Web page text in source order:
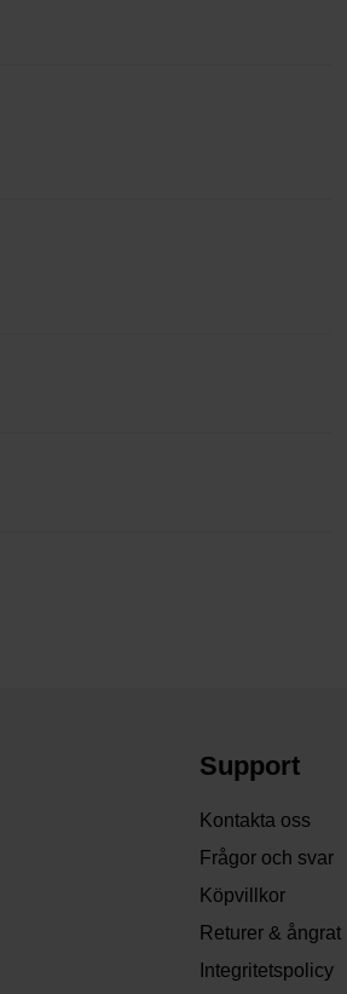
Support
Kontakta oss
Frågor och svar
Köpvillkor
Returer & ångrat
Integritetspolicy